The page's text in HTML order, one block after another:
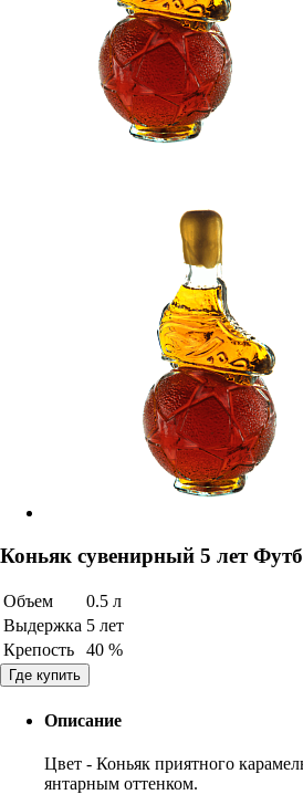
Коньяк сувенирный 5 лет
Объем
0.5 л
Выдержка 5 лет
Крепость
40 %
Где купить
Описание
Цвет - Коньяк приятного
янтарным оттенком.